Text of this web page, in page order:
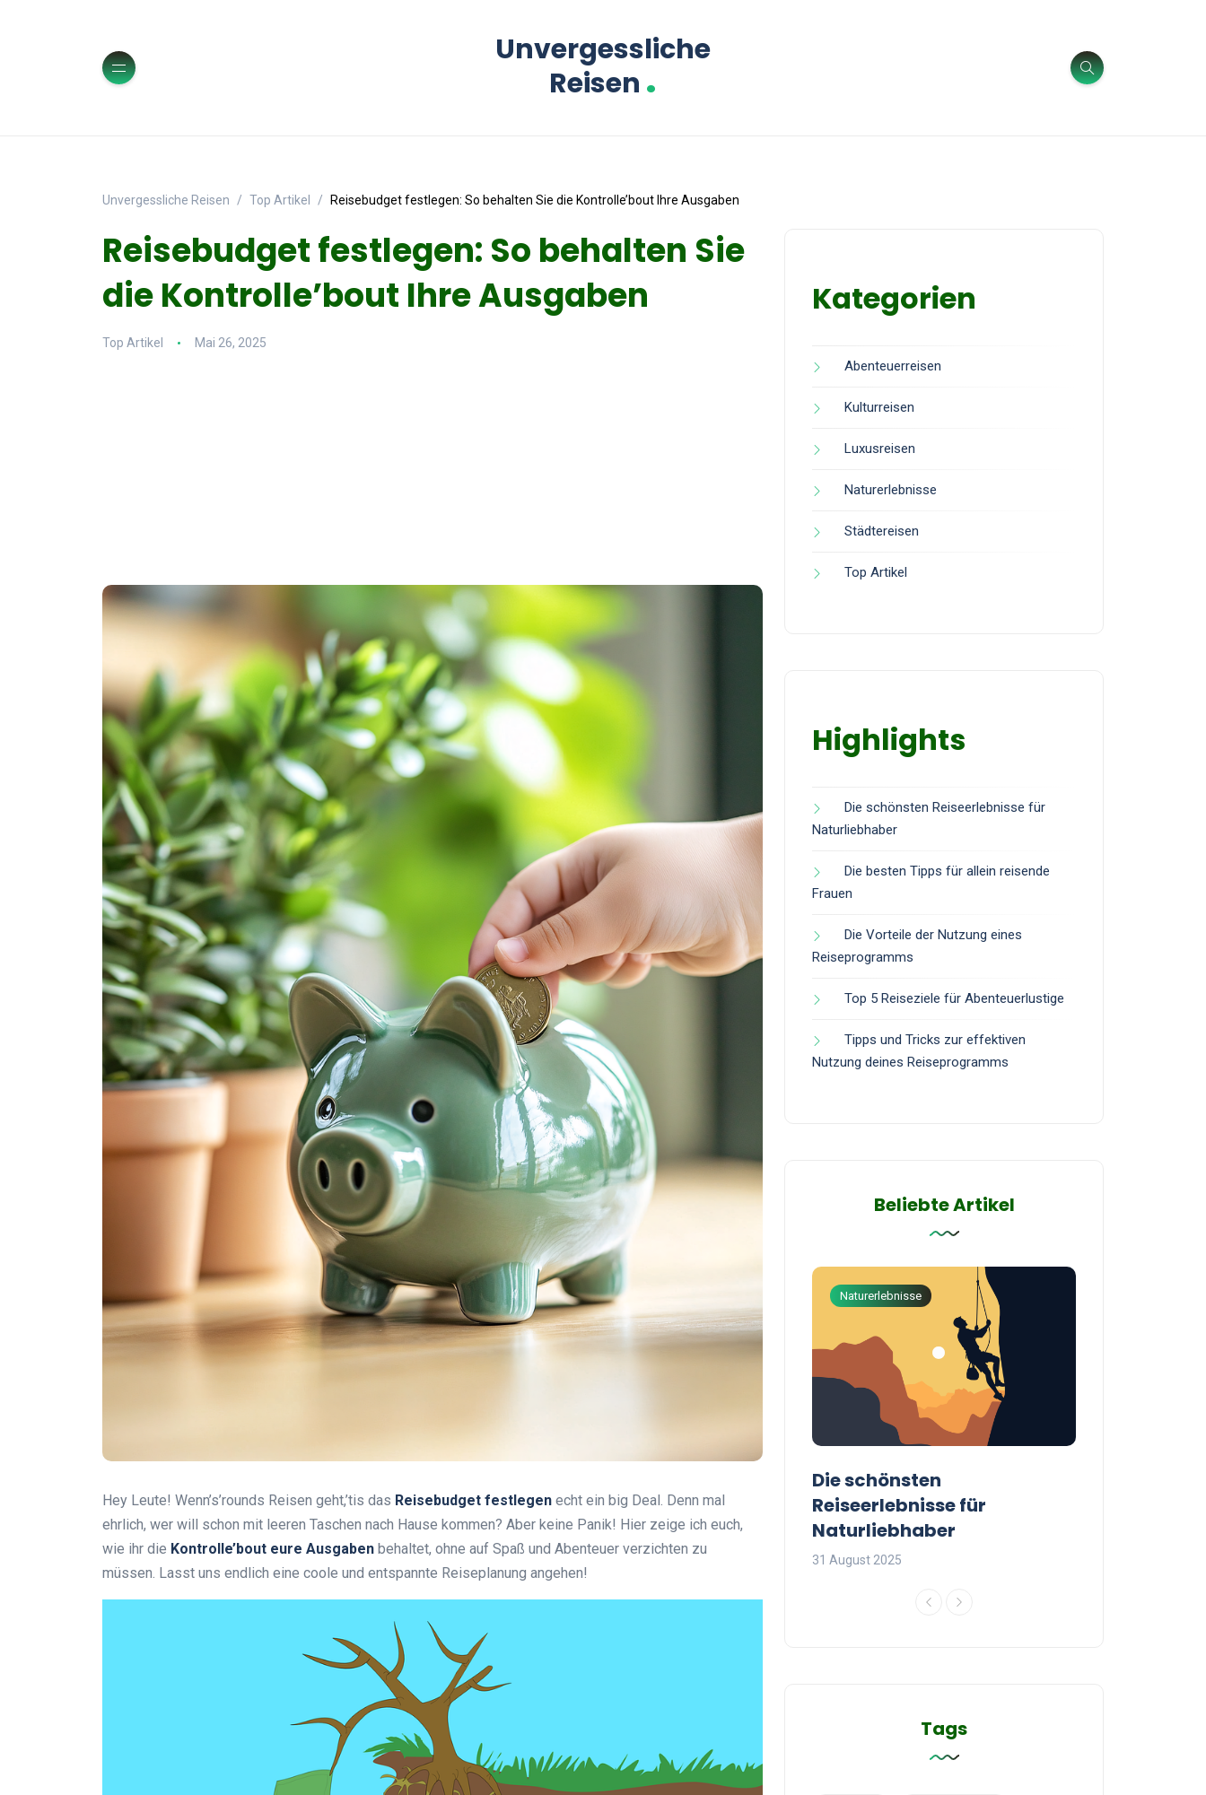
Unvergessliche
Reisen .
Unvergessliche Reisen Top Artikel Reisebudget festlegen: So behalten Sie die Kontrolle’bout Ihre Ausgaben
Reisebudget festlegen: So behalten Sie
die Kontrolle’bout Ihre Ausgaben
Top Artikel Mai 26, 2025
Hey Leute! Wenn’s’rounds Reisen geht,’tis das Reisebudget festlegen echt ein big Deal. Denn mal
ehrlich, wer will schon mit leeren Taschen nach Hause kommen? Aber keine Panik! Hier zeige ich euch,
wie ihr die Kontrolle’bout eure Ausgaben behaltet, ohne auf Spaß und Abenteuer verzichten zu
müssen. Lasst uns endlich eine coole und entspannte Reiseplanung angehen!
Kategorien
Abenteuerreisen
Kulturreisen
Luxusreisen
Naturerlebnisse
Städtereisen
Top Artikel
Highlights
Die schönsten Reiseerlebnisse für
Naturliebhaber
Die besten Tipps für allein reisende
Frauen
Die Vorteile der Nutzung eines
Reiseprogramms
Top 5 Reiseziele für Abenteuerlustige
Tipps und Tricks zur effektiven
Nutzung deines Reiseprogramms
Beliebte Artikel
Top Artikel
effektiven Nutzung deines
Reiseprogramms
Naturerlebnisse
Die schönsten
Reiseerlebnisse für
Naturliebhaber
31 August 2025
Tags